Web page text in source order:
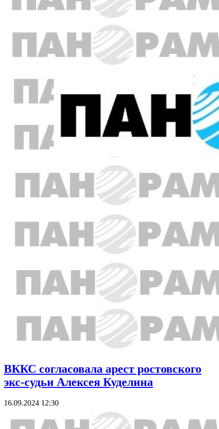
ВККС согласовала арест ростовского
экс-судьи Алексея Куделина
16.09.2024 12:30